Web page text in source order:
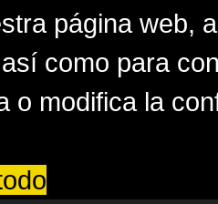
página web,
como para
o modifica la